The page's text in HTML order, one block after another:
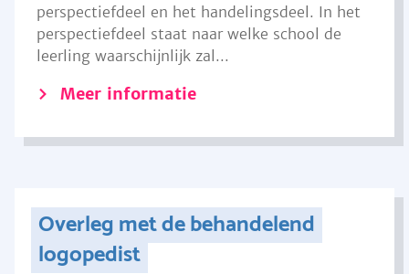
perspectiefdeel en het handelingsdeel. In het
perspectiefdeel staat naar welke school de
leerling waarschijnlijk zal...
Meer informatie
Overleg met de behandelend
logopedist